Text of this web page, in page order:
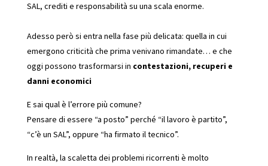
SAL, crediti e responsabilità su una scala enorme.
Adesso però si entra nella fase più delicata: quella in cui
emergono criticità che prima venivano rimandate… e che
oggi possono trasformarsi in contestazioni, recuperi e
danni economici
E sai qual è l’errore più comune?
Pensare di essere “a posto” perché “il lavoro è partito”,
“c’è un SAL”, oppure “ha firmato il tecnico”.
In realtà, la scaletta dei problemi ricorrenti è molto